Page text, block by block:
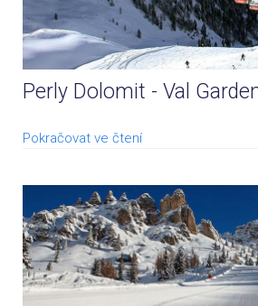
Perly Dolomit - Val
Pokračovat ve čtení